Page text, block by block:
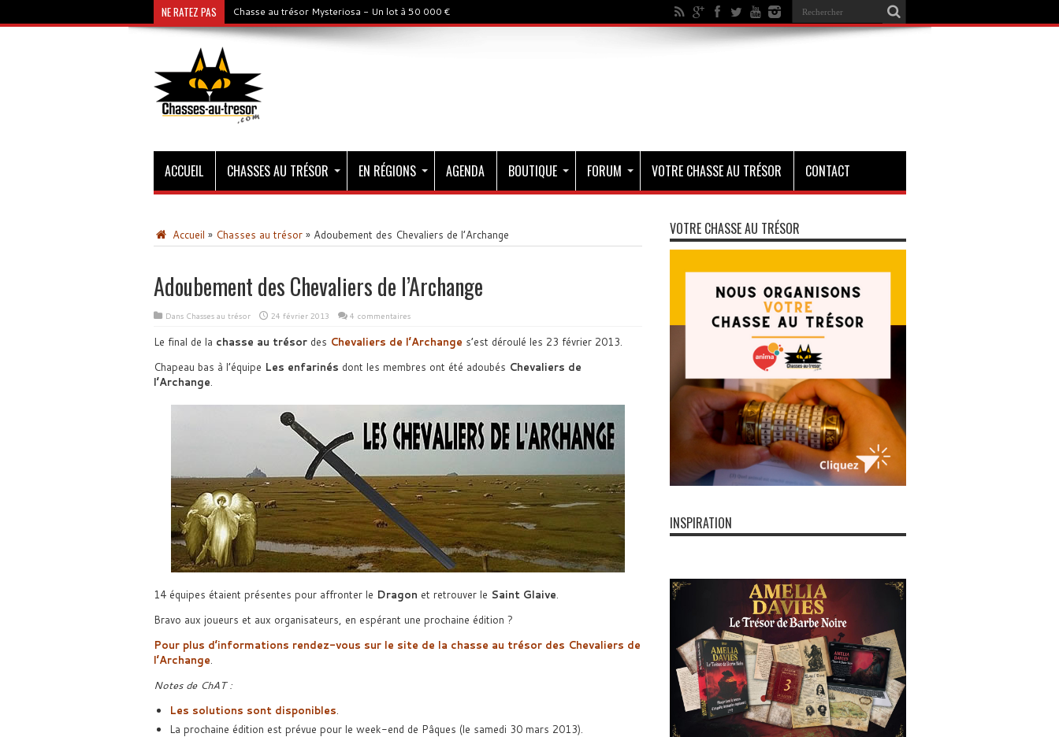
NE RATEZ PAS Chasse au trésor Mysteriosa - Un lot à 50 000 €
ACCUEIL CHASSES AU TRÉSOR EN RÉGIONS AGENDA BOUTIQUE FORUM VOTRE CHASSE AU TRÉSOR CONTACT
Accueil » Chasses au trésor » Adoubement des Chevaliers de l’Archange
Adoubement des Chevaliers de l’Archange
Dans Chasses au trésor 24 février 2013 4 commentaires
Le final de la chasse au trésordes Chevaliers de l’Archange s’est déroulé les 23 février 2013.
Chapeau bas à l’équipe Les enfarinés dont les membres ont été adoubés Chevaliers de
l’Archange.
14 équipes étaient présentes pour affronter le Dragon et retrouver le Saint Glaive.
Bravo aux joueurs et aux organisateurs, en espérant une prochaine édition ?
Pour plus d’informations rendez-vous sur le site de la chasse au trésor des Chevaliers de
l’Archange.
Notes de ChAT :
Les solutions sont disponibles.
La prochaine édition est prévue pour le week-end de Pâques (le samedi 30 mars 2013).
VOTRE CHASSE AU TRÉSOR
INSPIRATION